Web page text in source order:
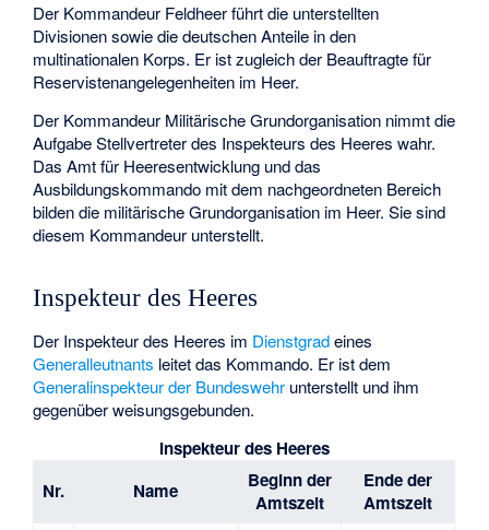
Der Kommandeur Feldheer führt die unterstellten
Divisionen sowie die deutschen Anteile in den
multinationalen Korps. Er ist zugleich der Beauftragte für
Reservistenangelegenheiten im Heer.
Der Kommandeur Militärische Grundorganisation nimmt die
Aufgabe Stellvertreter des Inspekteurs des Heeres wahr.
Das Amt für Heeresentwicklung und das
Ausbildungskommando mit dem nachgeordneten Bereich
bilden die militärische Grundorganisation im Heer. Sie sind
diesem Kommandeur unterstellt.
Inspekteur des Heeres
Der Inspekteur des Heeres im Dienstgradeines
Generalleutnants leitet das Kommando. Er ist dem
Generalinspekteur der Bundeswehr unterstellt und ihm
gegenüber weisungsgebunden.
Inspekteur des Heeres
Nr.
Name
Beginn der
Amtszeit
Ende der
Amtszeit